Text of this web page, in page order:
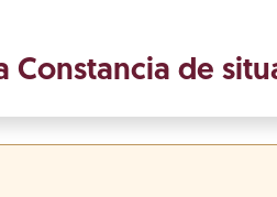
Constancia de